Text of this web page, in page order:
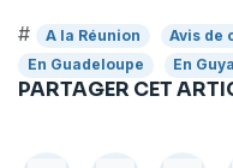
# A la Réunion
Avis de
En Guadeloupe
En
PARTAGER CET